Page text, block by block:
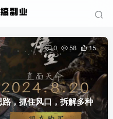
，抓住风口，拆解多种
0 58 15